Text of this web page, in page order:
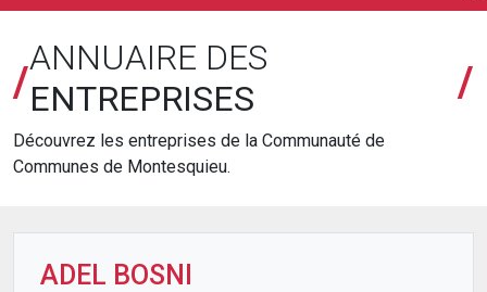
/ANNUAIRE DES
ENTREPRISES
/
Découvrez les entreprises de la Communauté de
Communes de Montesquieu.
ADEL BOSNI